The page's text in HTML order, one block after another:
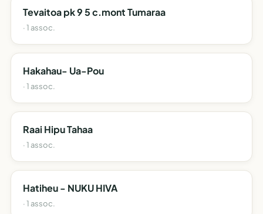
Tevaitoa pk 9 5 c.mont Tumaraa
· 1 assoc.
Hakahau- Ua-Pou
· 1 assoc.
Raai Hipu Tahaa
· 1 assoc.
Hatiheu - NUKU HIVA
· 1 assoc.